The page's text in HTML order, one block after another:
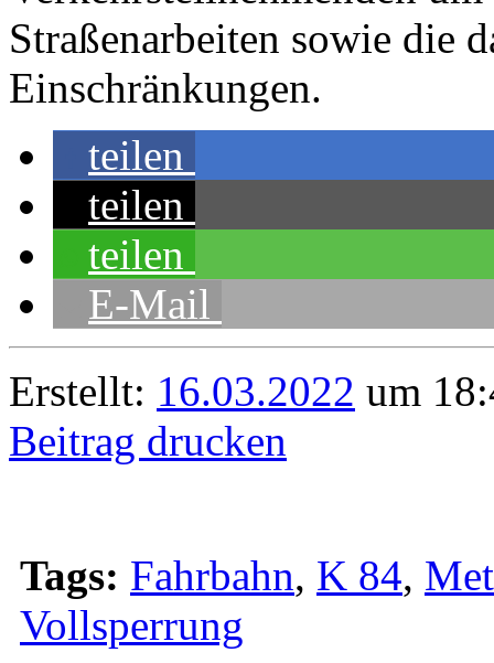
Straßenarbeiten sowie die
Einschränkungen.
teilen
teilen
teilen
E-Mail
Erstellt: 16.03.2022 um
Beitrag drucken
Tags: Fahrbahn, K 84,
Vollsperrung